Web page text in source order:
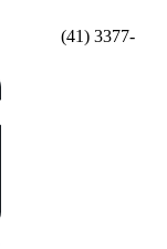
(41) 3377-